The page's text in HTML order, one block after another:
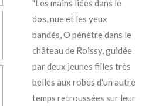
"Les mains liées dans le
dos, nue et les yeux
bandés, O pénètre dans le
château de Roissy, guidée
par deux jeunes filles très
belles aux robes d'un autre
temps retroussées sur leur